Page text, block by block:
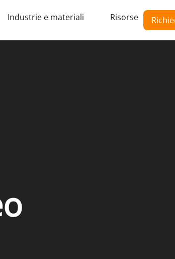
Industrie e materiali Risorse